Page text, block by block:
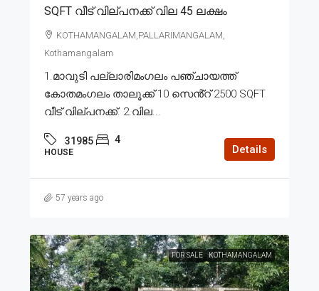
SQFT വീട് വില്പനക്ക് വില 45 ലക്ഷം
KOTHAMANGALAM,PALLARIMANGALAM,
Kothamangalam
1.മാവുടി പല്ലാരിമംഗലം പഞ്ചായത്ത്
കോതമംഗലം താലൂക്ക് 10 സെൻ്റ് 2500 SQFT
വീട് വില്പനക്ക്. 2.വില...
31985 4
HOUSE Details
57 years ago
FOR SALE KOTHAMANGALAM